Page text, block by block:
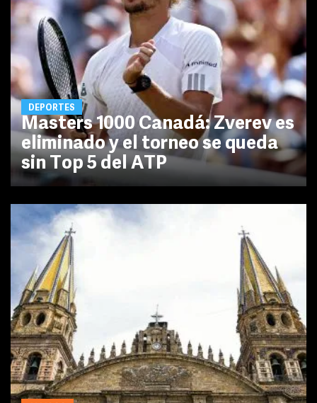
DEPORTES
Masters 1000 Canadá: Zverev es
eliminado y el torneo se queda
sin Top 5 del ATP